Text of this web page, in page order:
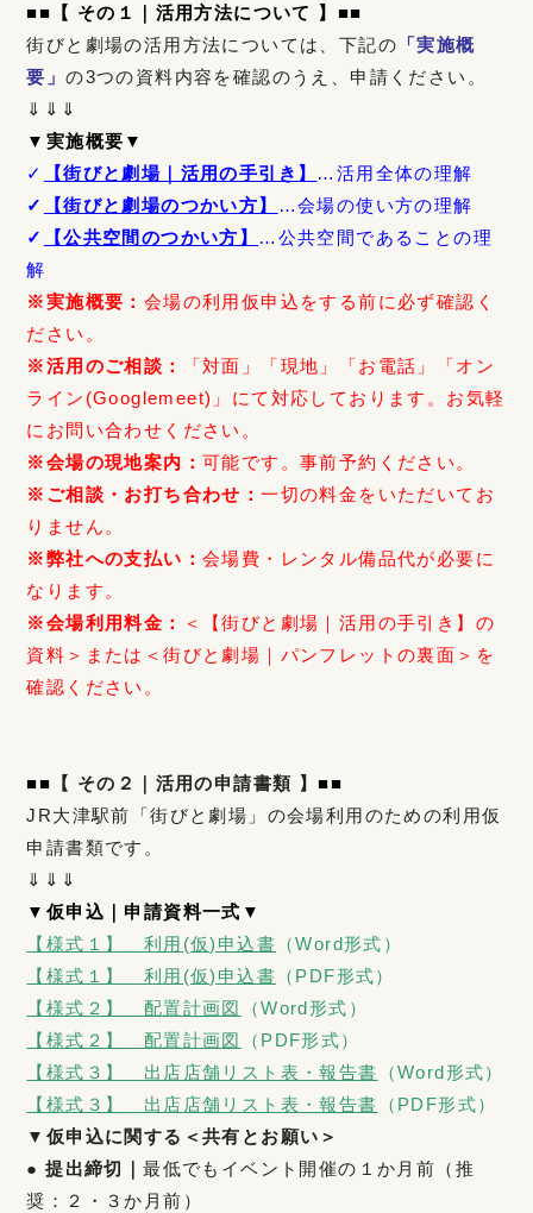
■■ 【 その１｜活用方法について 】 ■■
街びと劇場の活用方法については、下記の 「実施概
要」の3つの資料内容を確認のうえ、申請ください。
⇓⇓⇓
▼実施概要▼
✓
【街びと劇場｜活用の手引き】 …活用全体の理解
✓
【街びと劇場のつかい方】
…会場の使い方の理解
✓
【公共空間のつかい方】
…公共空間であることの理
解
※実施概要： 会場の利用仮申込をする前に必ず確認く
ださい。
※活用のご相談：
「対面」「現地」「お電話」「オン
ライン(Googlemeet)」にて対応しております。お気軽
にお問い合わせください。
※会場の現地案内：可能です。事前予約ください。
※ご相談・お打ち合わせ：一切の料金をいただいてお
りません。
※弊社への支払い：会場費・レンタル備品代が必要に
なります。
※会場利用料金：
＜【街びと劇場｜活用の手引き】の
資料＞または＜街びと劇場｜パンフレットの裏面＞を
確認ください。
■■ 【 その２｜活用の申請書類 】■■
JR大津駅前「街びと劇場」の会場利用のための利用仮
申請書類です。
⇓⇓⇓
▼仮申込｜申請資料一式▼
【様式１】 利用(仮)申込書 （Word形式）
【様式１】 利用(仮)申込書 （PDF形式）
【様式２】 配置計画図
（Word形式）
【様式２】 配置計画図
（PDF形式）
【様式３】 出店店舗リスト表・報告書 （Word形式）
【様式３】 出店店舗リスト表・報告書 （PDF形式）
▼仮申込に関する＜共有とお願い＞
● 提出締切｜最低でもイベント開催の１か月前（推
奨：２・３か月前）